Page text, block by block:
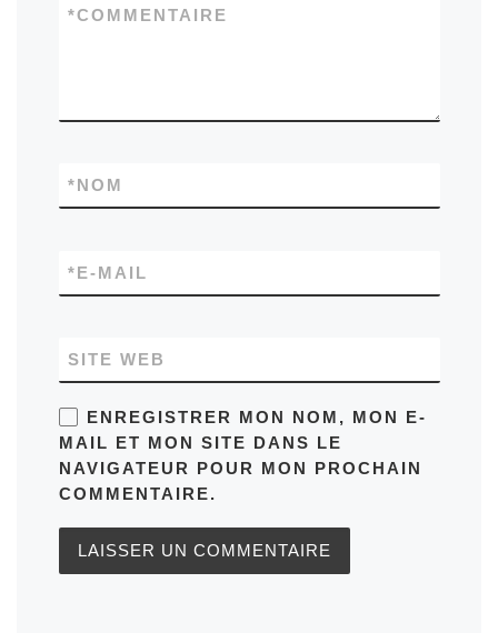
COMMENTAIRE
*
NOM
*
E-MAIL
*
SITE WEB
ENREGISTRER MON NOM, MON E-
MAIL ET MON SITE DANS LE
NAVIGATEUR POUR MON PROCHAIN
COMMENTAIRE.